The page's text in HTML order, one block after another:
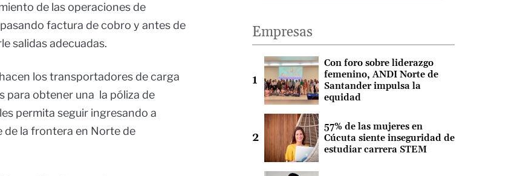
de las operaciones de
factura de cobro y antes de
salidas adecuadas.
los transportadores de carga
para obtener una la póliza de
permita seguir ingresando a
la frontera en Norte de
Empresas
Con foro sobre liderazgo
femenino, ANDI Norte de
Santander impulsa la
equidad
57% de las mujeres en
Cúcuta siente inseguridad de
estudiar carrera STEM